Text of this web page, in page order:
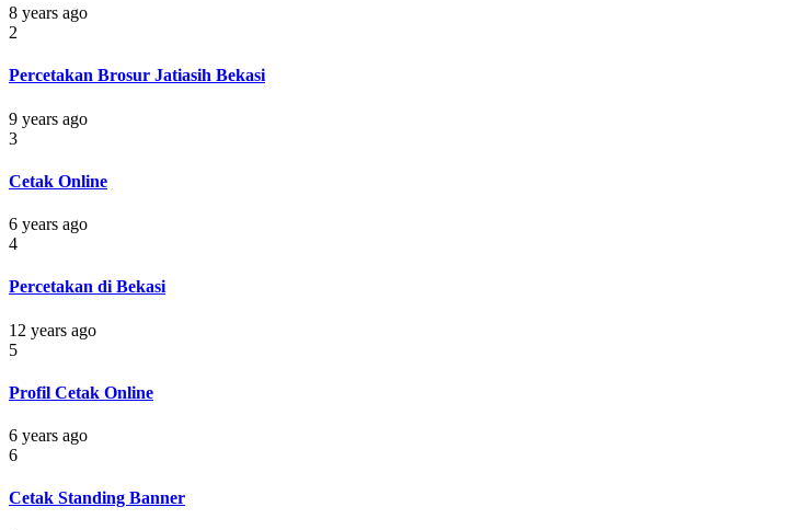
8 years ago
2
Percetakan Brosur Jatiasih Bekasi
9 years ago
3
Cetak Online
6 years ago
4
Percetakan di Bekasi
12 years ago
5
Profil Cetak Online
6 years ago
6
Cetak Standing Banner